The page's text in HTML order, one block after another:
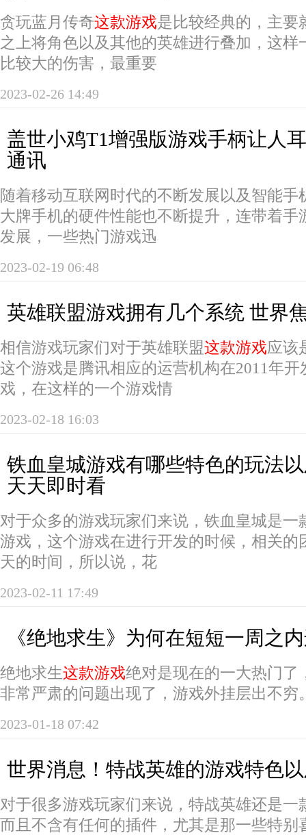
贪玩蓝月传奇这款游戏是比较经典的，主要
之上将角色以及其他的英雄进行叠加，这样
比较大的伤害，最重要
2023-02-26 14:49
盖世小鸡T1增强版游戏手柄让人
通讯
随着移动互联网时代的不断发展以及智能手
大牌手机的硬件性能也不断提升，连带着手
发展，一些热门游戏迅
2023-02-19 06:48
英雄联盟游戏拥有几个系统 世界
相信游戏玩家们对于英雄联盟这款游戏应该
这个游戏是腾讯相应的运营机构在2011年
戏，在这样的一个游戏情
2023-02-18 16:03
铁血皇城游戏有哪些特色的玩法
天天即时看
对于众多的游戏玩家们来说，铁血皇城是一
游戏，这个游戏在进行开发的时候，相关的
天的时间，所以说，花
2023-02-11 17:49
《绝地求生》为何在短短一周之
绝地求生这款游戏绝对是现在的一大热门了
非常严肃的问题出现了，游戏外挂层出不穷
2023-01-18 07:42
世界消息！特战英雄的游戏特色
对于很多游戏玩家们来说，特战英雄还是一
而且不含有任何的插件，尤其是那一些特别